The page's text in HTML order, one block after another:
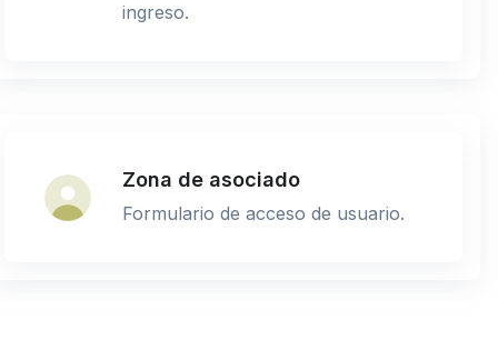
ingreso.
Zona de asociado
Formulario de acceso de usuario.